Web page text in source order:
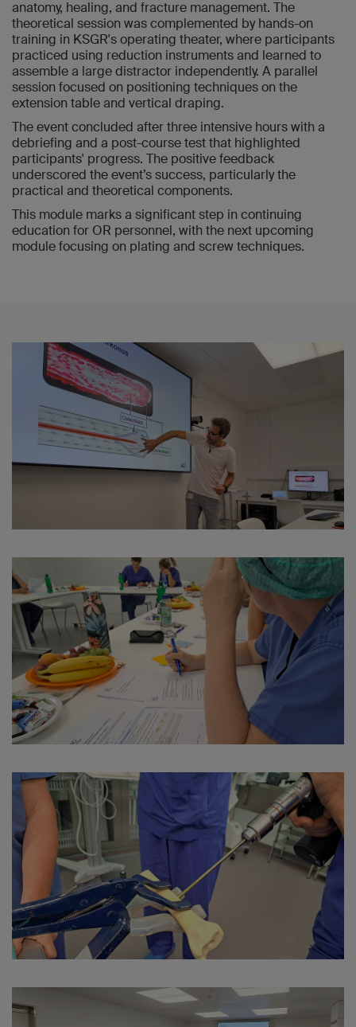
anatomy, healing, and fracture management. The
theoretical session was complemented by hands-on
training in KSGR's operating theater, where participants
practiced using reduction instruments and learned to
assemble a large distractor independently. A parallel
session focused on positioning techniques on the
extension table and vertical draping.
The event concluded after three intensive hours with a
debriefing and a post-course test that highlighted
participants' progress. The positive feedback
underscored the event’s success, particularly the
practical and theoretical components.
This module marks a significant step in continuing
education for OR personnel, with the next upcoming
module focusing on plating and screw techniques.